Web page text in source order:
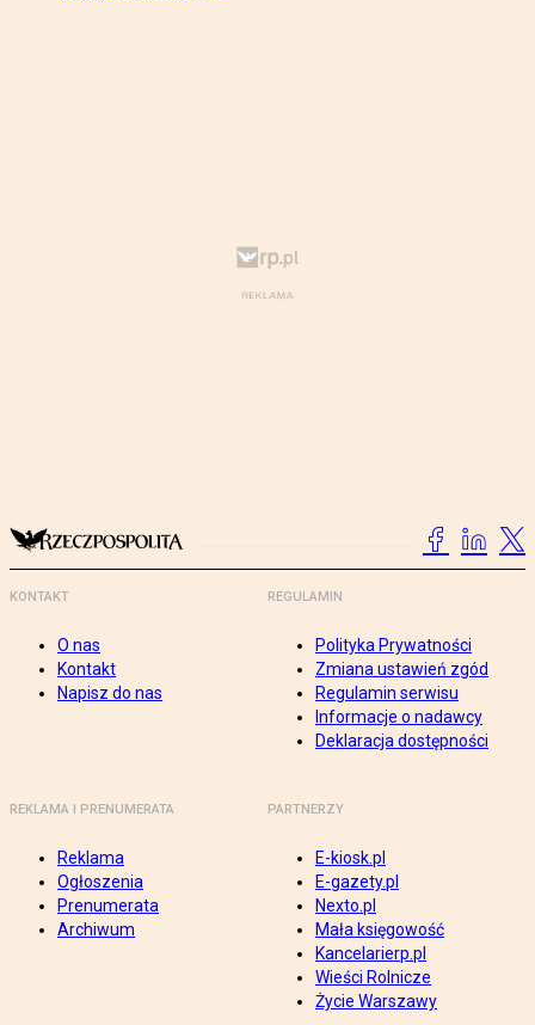
KONTAKT
O nas
Kontakt
Napisz do nas
REGULAMIN
Polityka Prywatności
Zmiana ustawień zgód
Regulamin serwisu
Informacje o nadawcy
Deklaracja dostępności
REKLAMA I PRENUMERATA
Reklama
Ogłoszenia
Prenumerata
Archiwum
PARTNERZY
E-kiosk.pl
E-gazety.pl
Nexto.pl
Mała księgowość
Kancelarierp.pl
Wieści Rolnicze
Życie Warszawy